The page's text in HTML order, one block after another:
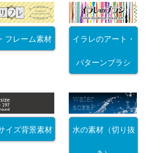
フレーム素材 イラレのアート・
パターンブラシ
イズ背景素材 水の素材（切り抜